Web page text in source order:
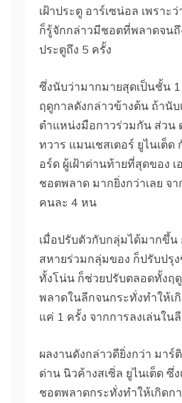
เฝ้าประตู อาร์เซน่อล เพราะ
ก็รู้จักกล่าวมีชอตที่พลาดจนถึ
ประตูถึง 5 ครั้ง
ซึ่งนับว่ามากมายสุดเป็นชั้น
ฤดูกาลดังกล่าวข้างต้น ถ้านั
ตำแหน่งมือกาวร่วมกัน ส่วน
ทวาร แมนเชสเตอร์ ยูไนเต็
อร์ด ผู้เฝ้าด่านท้ายที่สุดของ เ
ชอตพลาด มากยิ่งกว่าเลย จ
คนละ 4 หน
เมื่อปรับตัวกับกลุ่มได้มากขึ้น
สหายร่วมกลุ่มของ ก็ปรับปรุ
ทั้งโน่น ก็ช่วยปรับตลอดทั้งฤ
พลาดในลีกจนกระทั่งทำให้เกิ
แค่ 1 ครั้ง จากการลงเล่นใน
ผลงานดังกล่าวดียิ่งกว่า มาร์
ด่าน นิวค้างสเซิ่ล ยูไนเต็ด ซึ่
ชอตพลาดกระทั่งทำให้เกิดก